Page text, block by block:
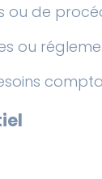
ou de
ou